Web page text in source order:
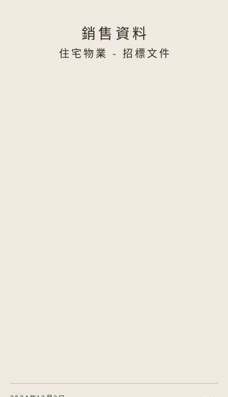
銷售資料
住宅物業 - 招標文件